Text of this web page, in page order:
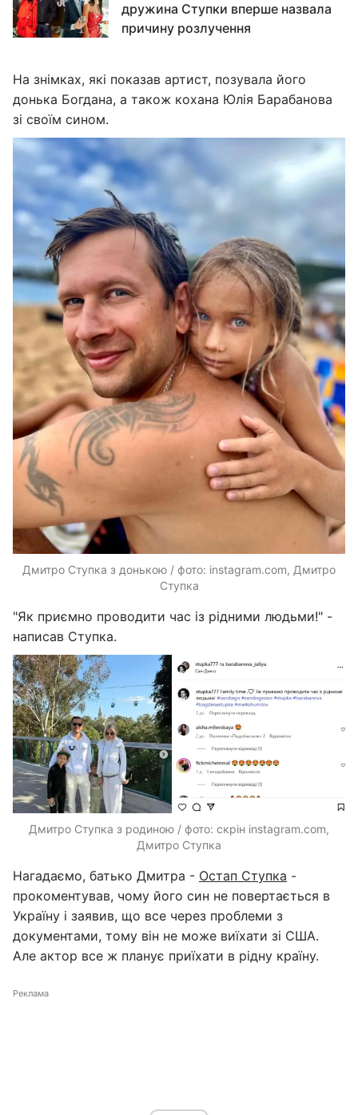
дружина Ступки вперше назвала
причину розлучення
На знімках, які показав артист, позувала його
донька Богдана, а також кохана Юлія Барабанова
зі своїм сином.
Дмитро Ступка з донькою / фото: instagram.com, Дмитро
Ступка
"Як приємно проводити час із рідними людьми!" -
написав Ступка.
Дмитро Ступка з родиною / фото: скрін instagram.com,
Дмитро Ступка
Нагадаємо, батько Дмитра - Остап Ступка -
прокоментував, чому його син не повертається в
Україну і заявив, що все через проблеми з
документами, тому він не може виїхати зі США.
Але актор все ж планує приїхати в рідну країну.
Реклама